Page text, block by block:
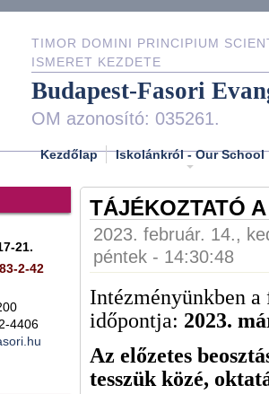
TIMOR DOMINI PRINCIPIUM
ISMERET KEZDETE
Budapest-Fasori
OM azonosító: 035261.
Kezdőlap Iskolánkról - Our School
21.
2-42
4406
TÁJÉKOZTATÓ
2023. február. 14.,
péntek - 14:30:48
Intézményünkben
időpontja: 2023.
Az előzetes
tesszük közé,